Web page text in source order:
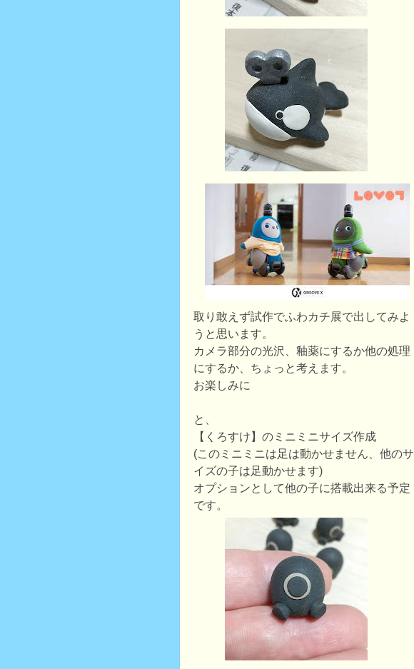
取り敢えず試作でふわカチ展で出してみよ
うと思います。
カメラ部分の光沢、釉薬にするか他の処理
にするか、ちょっと考えます。
お楽しみに
と、
【くろすけ】のミニミニサイズ作成
(このミニミニは足は動かせません、他のサ
イズの子は足動かせます)
オプションとして他の子に搭載出来る予定
です。